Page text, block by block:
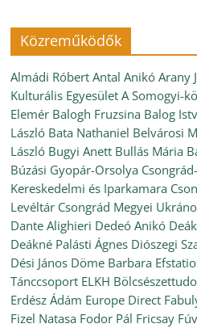
Közreműködők
Almádi Róbert Antal Anikó Arany
Kulturális Egyesület A Somogyi-
Elemér Balogh Fruzsina Balog
László Bata Nathaniel Belvárosi
László Bugyi Anett Bullás Mária
Búzási Gyopár-Orsolya
Kereskedelmi és Iparkamara
Levéltár Csongrád Megyei
Dante Alighieri Dedeó Anikó
Deákné Palásti Ágnes Diószegi
Dési János Döme Barbara
Tánccsoport ELKH
Erdész Ádám Europe Direct
Fizel Natasa Fodor Pál Fricsay